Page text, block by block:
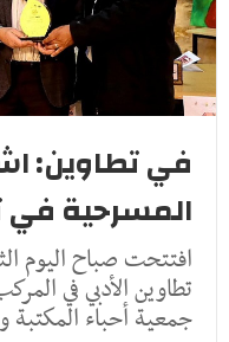
في تطاوين:
المسرحية
افتتحت صباح اليوم
تطاوين الأدبي في
جمعية أحباء المكتبة